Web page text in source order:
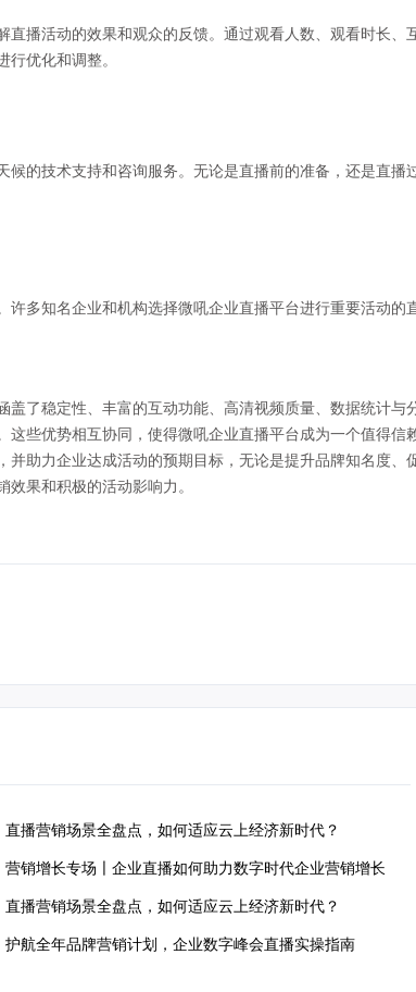
播活动的效果和观众的反馈。通过观看人数、观看时长、
优化和调整。
的技术支持和咨询服务。无论是直播前的准备，还是直播
多知名企业和机构选择微吼企业直播平台进行重要活动的
了稳定性、丰富的互动功能、高清视频质量、数据统计与
些优势相互协同，使得微吼企业直播平台成为一个值得信
助力企业达成活动的预期目标，无论是提升品牌知名度、
果和积极的活动影响力。
直播营销场景全盘点，如何适应云上经济新时代？
营销增长专场〡企业直播如何助力数字时代企业营销增长
直播营销场景全盘点，如何适应云上经济新时代？
护航全年品牌营销计划，企业数字峰会直播实操指南